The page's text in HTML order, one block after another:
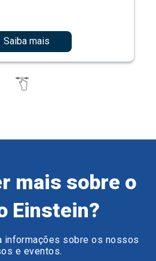
Saiba mais
mais sobre o
Einstein?
informações sobre os nossos
e eventos.